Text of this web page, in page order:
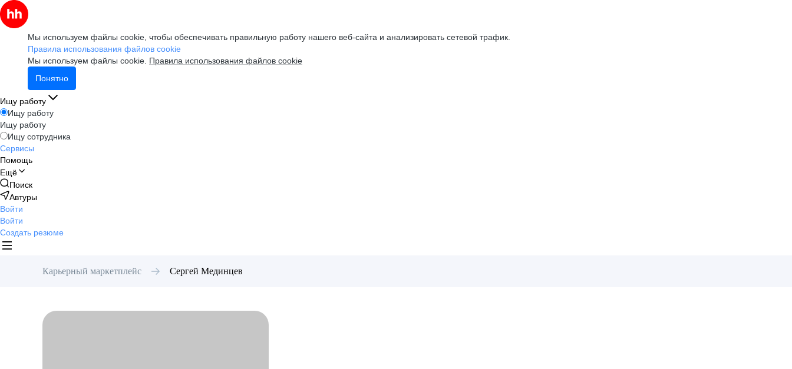
Мы используем файлы cookie, чтобы обеспечивать правильную работу нашего веб-сайта и анализировать сетевой трафик.
Правила использования файлов cookie
Мы используем файлы cookie. Правила использования файлов cookie
Понятно
Ищу работу
Ищу работу
Ищу работу
Ищу сотрудника
Сервисы
Помощь
Ещё
Поиск
Автуры
Войти
Войти
Создать резюме
Карьерный маркетплейс Сергей Мединцев